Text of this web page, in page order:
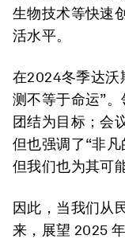
生物技术等快速
活水平。
在2024冬季达沃
测不等于命运”
团结为目标；会
但也强调了“非凡
但我们也为其可
因此，当我们从
来，展望 2025